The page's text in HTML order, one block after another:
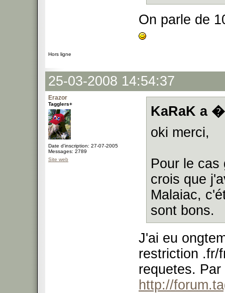
On parle de
Hors ligne
25-03-2008 14:54:37
Erazor
Tagglers+
Date d'inscription: 27-07-2005
Messages: 2789
Site web
KaRaK a
oki merci,
Pour le cas
crois que
Malaiac,
sont bons.
J'ai eu
restriction .fr/
requetes.
http://